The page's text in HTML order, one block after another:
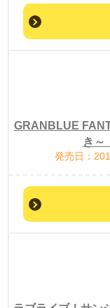
GRANBLUE
き～
発売日：